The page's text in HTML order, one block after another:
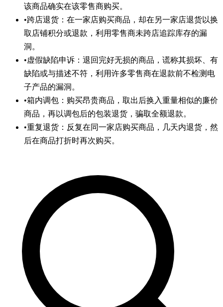
该商品确实在该零售商购买。
•跨店退货：在一家店购买商品，却在另一家店退货以换
取店铺积分或退款，利用零售商未跨店追踪库存的漏
洞。
•虚假缺陷申诉：退回完好无损的商品，谎称其损坏、有
缺陷或与描述不符，利用许多零售商在退款前不检测电
子产品的漏洞。
•箱内调包：购买昂贵商品，取出后换入重量相似的廉价
商品，再以调包后的包装退货，骗取全额退款。
•重复退货：反复在同一家店购买商品，几天内退货，然
后在商品打折时再次购买。